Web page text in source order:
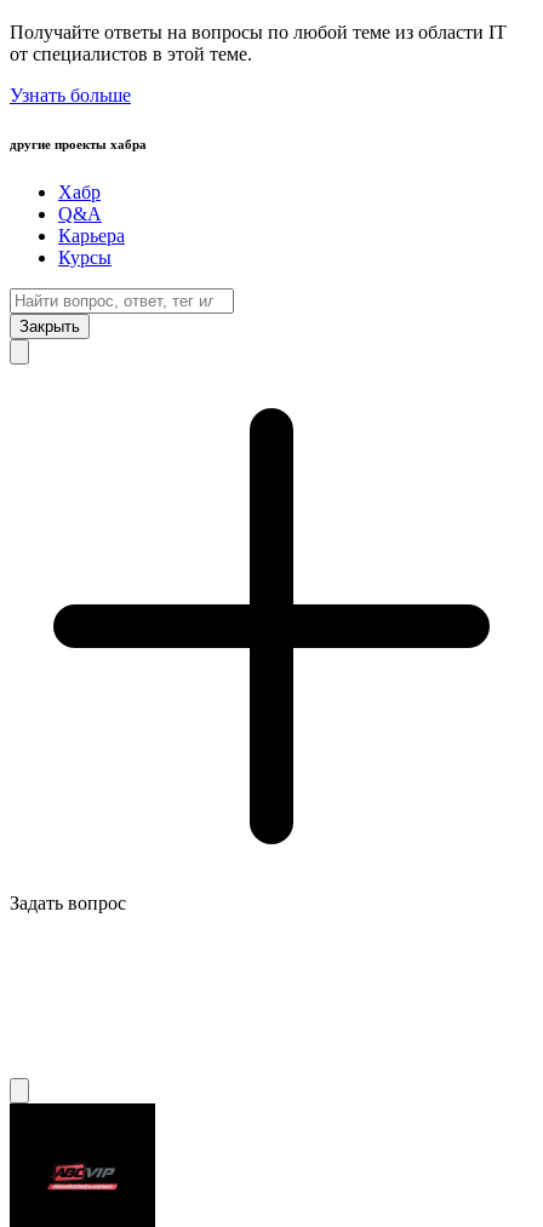
Получайте ответы на вопросы по любой теме из области IT
от специалистов в этой теме.
Узнать больше
другие проекты хабра
Хабр
Q&A
Карьера
Курсы
Закрыть
Задать вопрос